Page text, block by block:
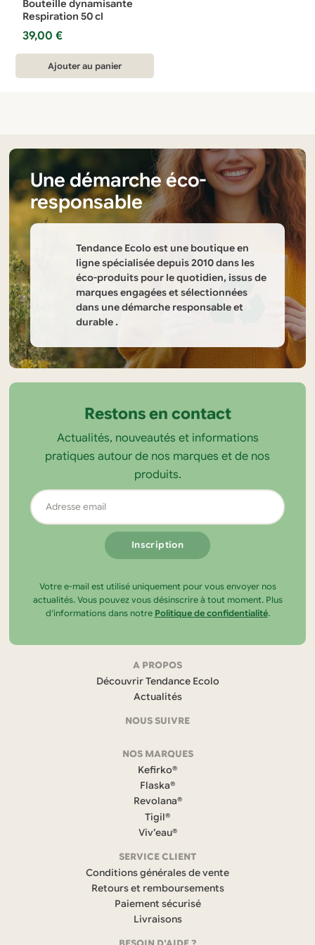
Bouteille dynamisante
Respiration 50 cl
39,00€
Ajouter au panier
Informations
sur
boutique
Tendance
Une démarche éco-
responsable
Tendance Ecolo est une boutique en
ligne spécialisée depuis 2010 dans les
éco-produits pour le quotidien, issus de
marques engagées et sélectionnées
dans une démarche responsable et
durable .
Restons en contact
Actualités, nouveautés et informations
pratiques autour de nos marques et de nos
produits.
Adresse
email
Votre e-mail est utilisé uniquement pour vous envoyer nos
actualités. Vous pouvez vous désinscrire à tout moment. Plus
d’informations dans notre Politique de confidentialité.
coordonnées
A PROPOS
Découvrir Tendance Ecolo
Actualités
NOUS SUIVRE
a
c
e
b
o
o
k
s
o
u
v
r
NOS MARQUES
Kefirko®
Flaska®
Revolana®
Tigil®
Viv’eau®
SERVICE CLIENT
Conditions générales de vente
Retours et remboursements
Paiement sécurisé
Livraisons